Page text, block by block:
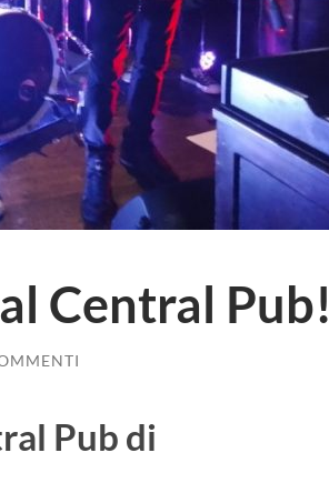
Central Pub!
Pub di